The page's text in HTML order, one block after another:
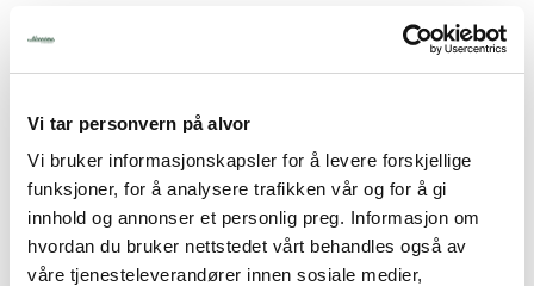
Vi tar personvern på alvor
Vi bruker informasjonskapsler for å levere forskjellige
funksjoner, for å analysere trafikken vår og for å gi
innhold og annonser et personlig preg. Informasjon om
hvordan du bruker nettstedet vårt behandles også av
våre tjenesteleverandører innen sosiale medier,
10 effekttrinn (500-3500 W) 10-nivåer på
temperaturinnstilling (60-240 grader). Effekt: 3,5 kW /
220 240V. Elektronisk overopphetingsbeskyttelse. Dim:
343 x D 445 x H 117 mm. Vekt: 7,45 kg.
Enheten er ikke egnet for kontinuerlig kommersiell
bruk.